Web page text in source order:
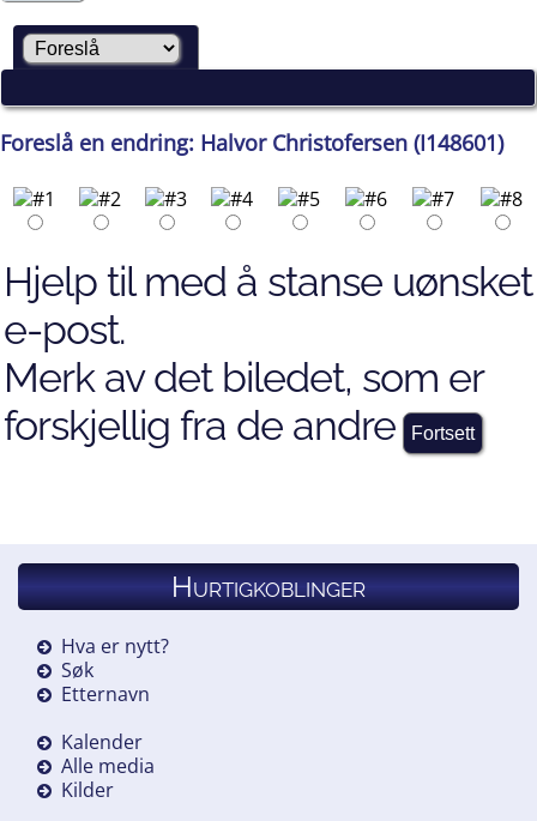
Foreslå en endring: Halvor Christofersen (I148601)
Hjelp til med å stanse uønsket
e-post.
Merk av det biledet, som er
forskjellig fra de andre
Hurtigkoblinger
Hva er nytt?
Søk
Etternavn
Kalender
Alle media
Kilder